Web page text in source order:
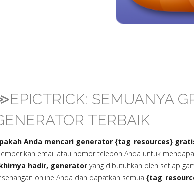
SEMUANYA
TERBAIK
Anda mencari generator {tag_resources}
email atau nomor telepon Anda untuk
hadir, generator yang dibutuhkan oleh setiap
online Anda dan dapatkan semua